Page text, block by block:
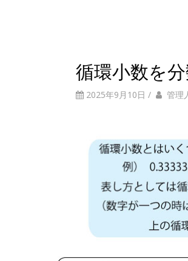
循環小数を
2025年9月10日 / 管理